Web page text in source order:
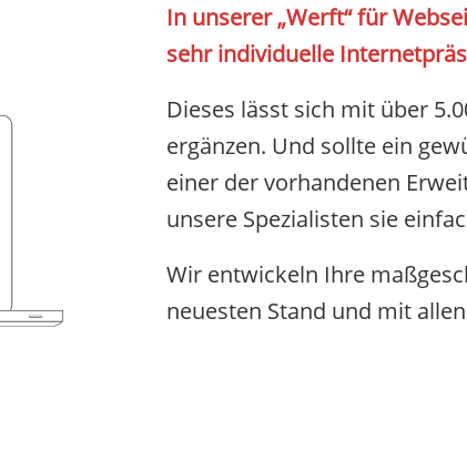
In unserer „Werft“ für
sehr individuelle
Dieses lässt sich mit über
ergänzen. Und sollte ein
einer der vorhandenen
unsere Spezialisten sie
Wir entwickeln Ihre
neuesten Stand und mit